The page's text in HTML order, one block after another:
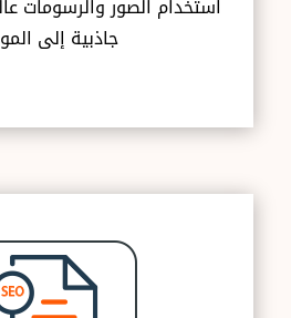
استخدام الصور والرسومات
جاذبية إلى